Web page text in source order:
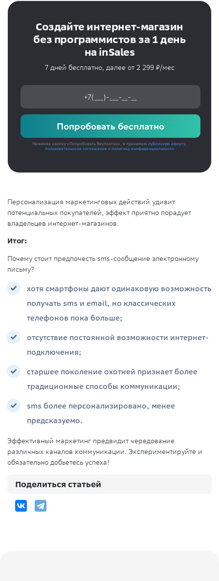
Создайте интернет-магазин
без программистов за 1 день
на inSales
7 дней бесплатно, далее от 2 299 ₽/мес
Попробовать бесплатно
Нажимая кнопку «Попробовать бесплатно», я принимаю публичную оферту
пользовательское соглашение и политику конфиденциальности
Персонализация маркетинговых действий удивит
потенциальных покупателей, эффект приятно порадует
владельцев интернет-магазинов.
Итог:
Почему стоит предпочесть sms-сообщение электронному
письму?
хотя смартфоны дают одинаковую возможность
получать sms и email, но классических
телефонов пока больше;
отсутствие постоянной возможности интернет-
подключения;
старшее поколение охотней признает более
традиционные способы коммуникации;
sms более персонализировано, менее
предсказуемо.
Эффективный маркетинг предвидит чередование
различных каналов коммуникации. Экспериментируйте и
обязательно добьетесь успеха!
Поделиться статьей